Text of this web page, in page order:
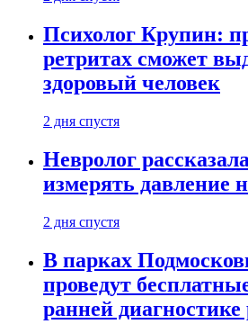
Психолог Крупин:
ретритах сможет
здоровый человек
2 дня спустя
Невролог
измерять давление
2 дня спустя
В парках
проведут
ранней